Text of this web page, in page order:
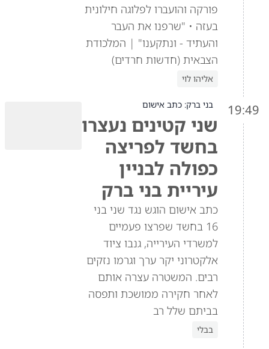
פורקה והועברו לפלוגה חילונית
בעזה • "שרפנו את העבר
והעתיד - ונתקענו" | המלכודת
הצבאית (חדשות חרדים)
אליהו לוי
19:49 בני ברק: כתב אישום
שני קטינים נעצרו
בחשד לפריצה
כפולה לבניין
עיריית בני ברק
כתב אישום הוגש נגד שני בני
16 בחשד שפרצו פעמיים
למשרדי העירייה, גנבו ציוד
אלקטרוני יקר ערך וגרמו נזקים
רבים. המשטרה עצרה אותם
לאחר חקירה ממושכת ותפסה
בביתם שלל רב
בבלי